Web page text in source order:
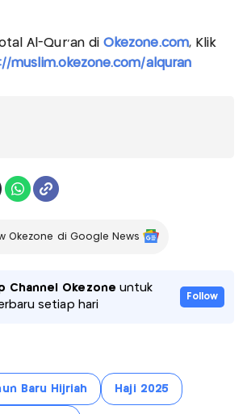
Al-Qur'an diOkezone.com, Klik
muslim.okezone.com/alquran
Okezone di Google News
Channel Okezone untuk
setiap hari
Follow
Baru Hijriah Haji 2025